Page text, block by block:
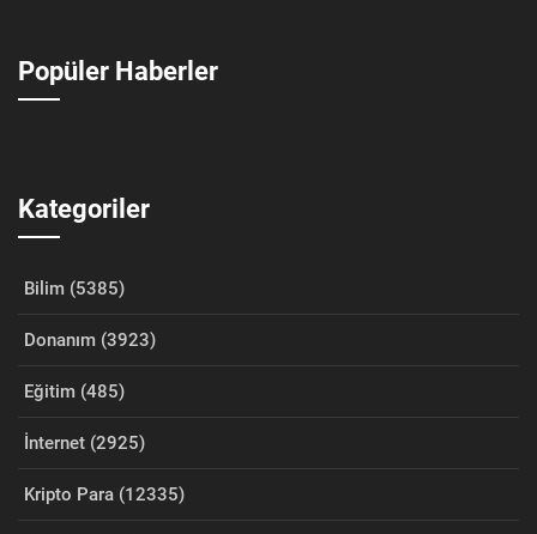
Popüler Haberler
Kategoriler
Bilim (5385)
Donanım (3923)
Eğitim (485)
İnternet (2925)
Kripto Para (12335)